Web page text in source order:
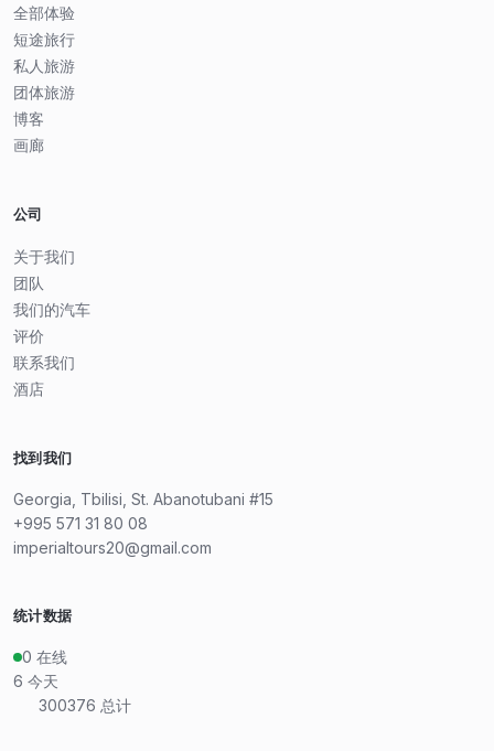
全部体验
短途旅行
私人旅游
团体旅游
博客
画廊
公司
关于我们
团队
我们的汽车
评价
联系我们
酒店
找到我们
Georgia, Tbilisi, St. Abanotubani #15
+995 571 31 80 08
imperialtours20@gmail.com
统计数据
0 在线
6 今天
300376 总计